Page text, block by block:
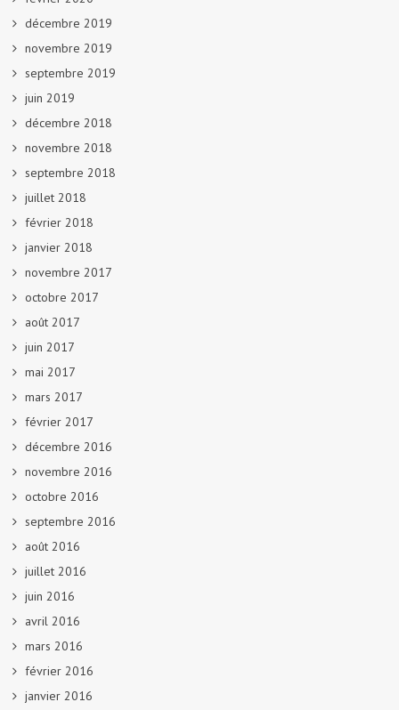
décembre 2019
novembre 2019
septembre 2019
juin 2019
décembre 2018
novembre 2018
septembre 2018
juillet 2018
février 2018
janvier 2018
novembre 2017
octobre 2017
août 2017
juin 2017
mai 2017
mars 2017
février 2017
décembre 2016
novembre 2016
octobre 2016
septembre 2016
août 2016
juillet 2016
juin 2016
avril 2016
mars 2016
février 2016
janvier 2016